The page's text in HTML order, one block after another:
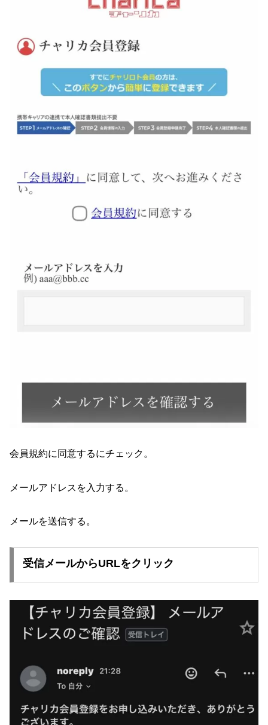
会員規約に同意するにチェック。
メールアドレスを入力する。
メールを送信する。
受信メールからURLをクリック